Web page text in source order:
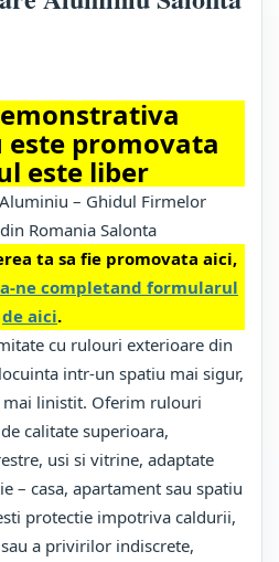
este promovata
este liber
– Ghidul Firmelor
Romania Salonta
ta sa fie promovata aici,
ne completand formularul
de aici.
cu rulouri exterioare din
intr-un spatiu mai sigur,
mai linistit. Oferim rulouri
calitate superioara,
usi si vitrine, adaptate
– casa, apartament sau spatiu
protectie impotriva caldurii,
a privirilor indiscrete,